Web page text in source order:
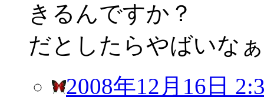
きるんですか？
だとしたらやばいな
2008年12月16日